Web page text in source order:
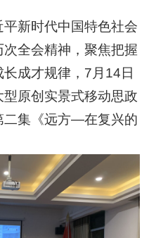
新时代中国特色社会
全会精神，聚焦把握
成才规律，7月14日
原创实景式移动思政
二集《远方—在复兴的